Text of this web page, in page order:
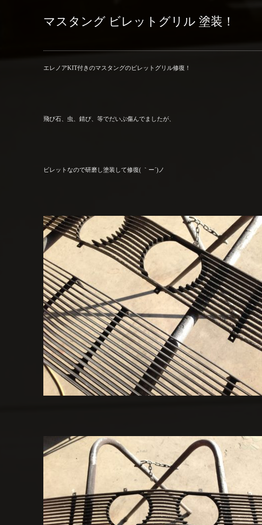
マスタング ビレットグリル 塗装！
エレノアKIT付きのマスタングのビレットグリル修復！
飛び石、虫、錆び、等でだいぶ傷んでましたが、
ビレットなので研磨し塗装して修復( ｀ー´)ノ